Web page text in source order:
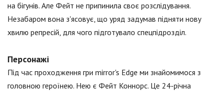
на бігунів. Але Фейт не припинила своє розслідування.
Незабаром вона з'ясовує, що уряд задумав підняти нову
хвилю репресій, для чого підготувало спецпідрозділ.
Персонажі
Під час проходження гри mirror's Edge ми знайомимося з
головною героїнею. Нею є Фейт Коннорс. Це 24-річна